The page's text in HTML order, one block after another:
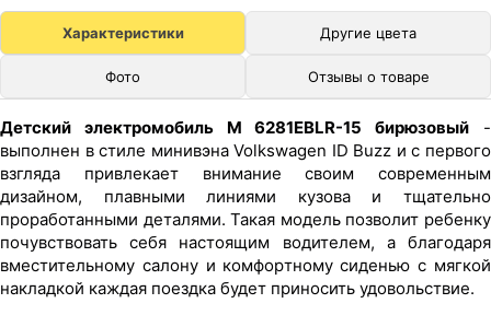
Характеристики Другие цвета
Фото Отзывы о товаре
Детский электромобиль M 6281EBLR-15 бирюзовый -
выполнен в стиле минивэна Volkswagen ID Buzz и с первого
взгляда привлекает внимание своим современным
дизайном, плавными линиями кузова и тщательно
проработанными деталями. Такая модель позволит ребенку
почувствовать себя настоящим водителем, а благодаря
вместительному салону и комфортному сиденью с мягкой
накладкой каждая поездка будет приносить удовольствие.